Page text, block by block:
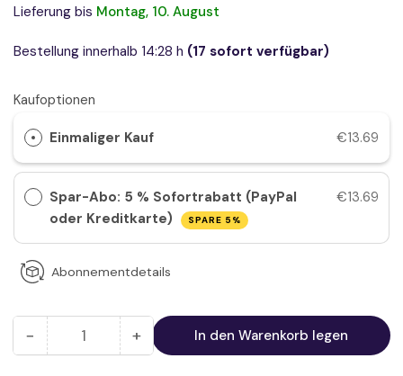
Lieferung bis Montag, 10. August
Bestellung innerhalb 14:28 h (17 sofort verfügbar)
Kaufoptionen
Einmaliger Kauf €13.69
Spar-Abo: 5 % Sofortrabatt (PayPal
oder Kreditkarte)
SPARE 5%
€13.69
Abonnementdetails
− Menge
Anzahl +Menge
In den Warenkorb legen